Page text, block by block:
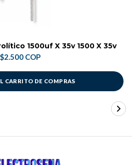
1500uf X 35v 1500 X 35v
$2.500 COP
CARRITO DE COMPRAS